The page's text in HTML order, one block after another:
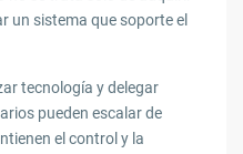
un sistema que soporte el
tecnología y delegar
pueden escalar de
el control y la